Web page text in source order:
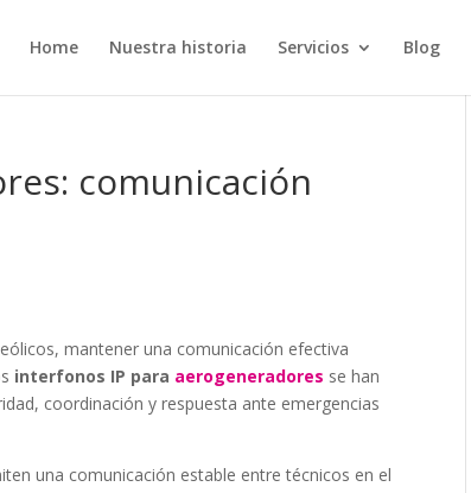
Home Nuestra historia Servicios Blog
comunicación
mantener una comunicación efectiva
interfonos IP para aerogeneradores se han
coordinación y respuesta ante emergencias
una comunicación estable entre técnicos en el